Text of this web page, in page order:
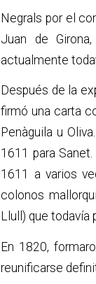
Negrals por el
Juan de
actualmente
Después de la
firmó una carta
Penàguila u
1611 para
1611 a varios
colonos
Llull) que todavía
En 1820,
reunificarse